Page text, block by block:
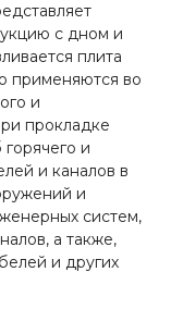
с дном и
плита
применяются во
и
прокладке
и
и каналов в
и
систем,
а также,
и других